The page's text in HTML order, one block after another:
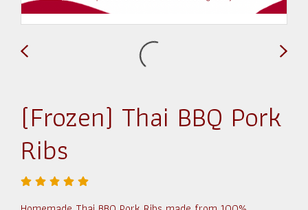
(Frozen) Thai BBQ Pork
Ribs